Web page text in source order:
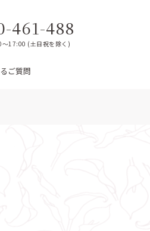
ご質問
461-488
～17:00 (土日祝を除く)